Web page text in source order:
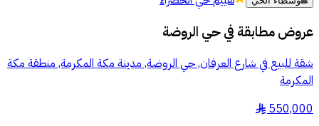
عروض مطابقة فيحي الروضة
شقة للبيع في شارع العرفان, حي الروضة, مدينة مكة المكرمة, منطقة مكة
المكرمة
550,000
§